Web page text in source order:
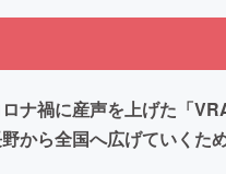
ナ禍に産声を上げた「
から全国へ広げていくた